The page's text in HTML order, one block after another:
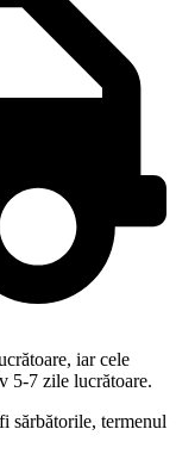
iar cele
5-7 zile lucrătoare.
sărbătorile, termenul